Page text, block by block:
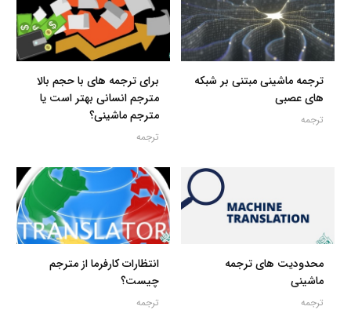
ترجمه ماشینی مبتنی بر شبکه
های عصبی
ترجمه
برای ترجمه های با حجم بالا
مترجم انسانی بهتر است یا
مترجم ماشینی؟
ترجمه
محدودیت های ترجمه
ماشینی
ترجمه
انتظارات کارفرما از مترجم
چیست؟
ترجمه